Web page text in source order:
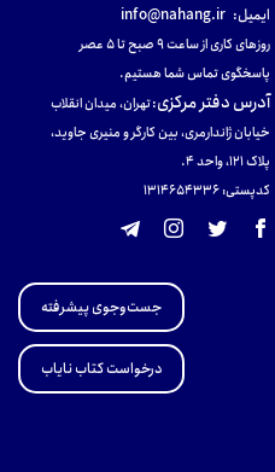
ایمیل: info@nahang.ir
روزهای کاری از ساعت ۹ صبح تا ۵ عصر
پاسخگوی تماس شما هستیم.
آدرس دفتر مرکزی:تهران، میدان انقلاب
خیابان ژاندارمری، بین کارگر و منیری جاوید،
پلاک 121، واحد ۴.
کدپستی: 131465433۶
جست‌وجوی پیشرفته
درخواست کتاب نایاب